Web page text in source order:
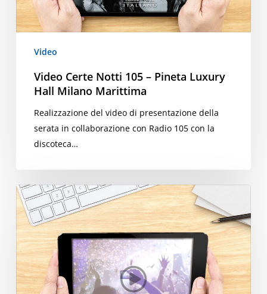
Milano
Marittima
Video
Video Certe Notti 105 – Pineta Luxury
Hall Milano Marittima
Realizzazione del video di presentazione della
serata in collaborazione con Radio 105 con la
discoteca…
Video
Pineta
Luxury
Hall
Milano
Marittima